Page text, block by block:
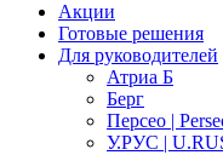
Акции
Готовые решения
Для руководителей
Атриа Б
Берг
Персео |
У.РУС |